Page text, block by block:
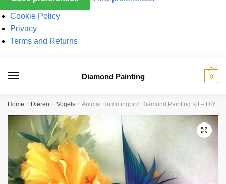
Cookie Policy
Privacy
Terms and Returns
Diamond Painting 0
Home / Dieren / Vogels / Animal Hummingbird Diamond Painting Kit – DIY
🔍